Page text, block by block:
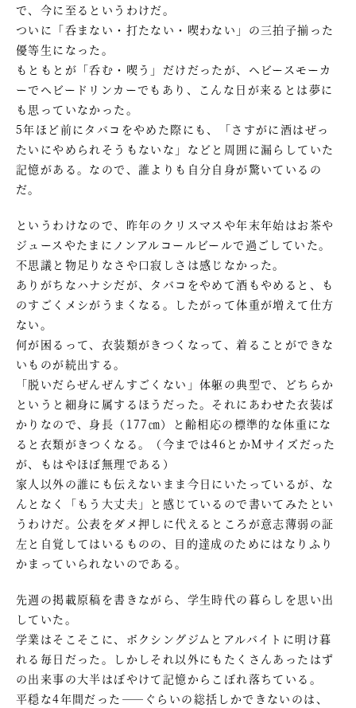
で、今に至るというわけだ。
ついに「呑まない・打たない・喫わない」の三拍子揃った
優等生になった。
もともとが「呑む・喫う」だけだったが、ヘビースモーカ
ーでヘビードリンカーでもあり、こんな日が来るとは夢に
も思っていなかった。
5年ほど前にタバコをやめた際にも、「さすがに酒はぜっ
たいにやめられそうもないな」などと周囲に漏らしていた
記憶がある。なので、誰よりも自分自身が驚いているの
だ。
というわけなので、昨年のクリスマスや年末年始はお茶や
ジュースやたまにノンアルコールビールで過ごしていた。
不思議と物足りなさや口寂しさは感じなかった。
ありがちなハナシだが、タバコをやめて酒もやめると、も
のすごくメシがうまくなる。したがって体重が増えて仕方
ない。
何が困るって、衣装類がきつくなって、着ることができな
いものが続出する。
「脱いだらぜんぜんすごくない」体躯の典型で、どちらか
というと細身に属するほうだった。それにあわせた衣装ば
かりなので、身長（177㎝）と齢相応の標準的な体重にな
ると衣類がきつくなる。（今までは46とかMサイズだった
が、もはやほぼ無理である）
家人以外の誰にも伝えないまま今日にいたっているが、な
んとなく「もう大丈夫」と感じているので書いてみたとい
うわけだ。公表をダメ押しに代えるところが意志薄弱の証
左と自覚してはいるものの、目的達成のためにはなりふり
かまっていられないのである。
先週の掲載原稿を書きながら、学生時代の暮らしを思い出
していた。
学業はそこそこに、ボクシングジムとアルバイトに明け暮
れる毎日だった。しかしそれ以外にもたくさんあったはず
の出来事の大半はぼやけて記憶からこぼれ落ちている。
平穏な4年間だった――ぐらいの総括しかできないのは、